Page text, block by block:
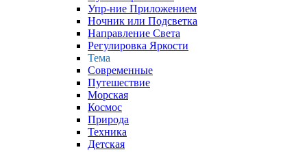
Упр-ние Приложением
Ночник или Подсветка
Направление Света
Регулировка Яркости
Тема
Современные
Путешествие
Морская
Космос
Природа
Техника
Детская